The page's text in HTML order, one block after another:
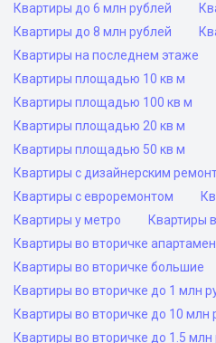
Квартиры до 6 млн рублей
Квартиры до 8 млн рублей
Квартиры на последнем этаже
Квартиры площадью 10 кв м
Квартиры площадью 100 кв м
Квартиры площадью 20 кв м
Квартиры площадью 50 кв м
Квартиры с дизайнерским
Квартиры с евроремонтом
Квартиры у метро
Квартиры
Квартиры во вторичке
Квартиры во вторичке большие
Квартиры во вторичке до 1 млн
Квартиры во вторичке до 10 млн
Квартиры во вторичке до 1.5 млн